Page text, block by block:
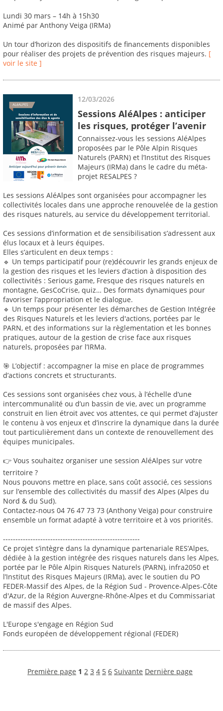
Lundi 30 mars – 14h à 15h30
Animé par Anthony Veiga (IRMa)
Un tour d’horizon des dispositifs de financements disponibles
pour réaliser des projets de prévention des risques majeurs. [
voir le site ]
12/03/2026
Sessions AléAlpes : anticiper
les risques, protéger l’avenir
Connaissez-vous les sessions AléAlpes
proposées par le Pôle Alpin Risques
Naturels (PARN) et l’Institut des Risques
Majeurs (IRMa) dans le cadre du méta-
projet RESALPES ?
Les sessions AléAlpes sont organisées pour accompagner les
collectivités locales dans une approche renouvelée de la gestion
des risques naturels, au service du développement territorial.
Ces sessions d’information et de sensibilisation s’adressent aux
élus locaux et à leurs équipes.
Elles s’articulent en deux temps :
🔹 Un temps participatif pour (re)découvrir les grands enjeux de
la gestion des risques et les leviers d’action à disposition des
collectivités : Serious game, Fresque des risques naturels en
montagne, GesCoCrise, quiz… Des formats dynamiques pour
favoriser l’appropriation et le dialogue.
🔹 Un temps pour présenter les démarches de Gestion Intégrée
des Risques Naturels et les leviers d'actions, portées par le
PARN, et des informations sur la règlementation et les bonnes
pratiques, autour de la gestion de crise face aux risques
naturels, proposées par l’IRMa.
🎯 L’objectif : accompagner la mise en place de programmes
d’actions concrets et structurants.
Ces sessions sont organisées chez vous, à l’échelle d’une
intercommunalité ou d’un bassin de vie, avec un programme
construit en lien étroit avec vos attentes, ce qui permet d’ajuster
le contenu à vos enjeux et d’inscrire la dynamique dans la durée
tout particulièrement dans un contexte de renouvellement des
équipes municipales.
👉 Vous souhaitez organiser une session AléAlpes sur votre
territoire ?
Nous pouvons mettre en place, sans coût associé, ces sessions
sur l’ensemble des collectivités du massif des Alpes (Alpes du
Nord & du Sud).
Contactez-nous 04 76 47 73 73 (Anthony Veiga) pour construire
ensemble un format adapté à votre territoire et à vos priorités.
-------------------------------------------------------
Ce projet s’intègre dans la dynamique partenariale RES’Alpes,
dédiée à la gestion intégrée des risques naturels dans les Alpes,
portée par le Pôle Alpin Risques Naturels (PARN), infra2050 et
l’Institut des Risques Majeurs (IRMa), avec le soutien du PO
FEDER-Massif des Alpes, de la Région Sud - Provence-Alpes-Côte
d'Azur, de la Région Auvergne-Rhône-Alpes et du Commissariat
de massif des Alpes.
L'Europe s'engage en Région Sud
Fonds européen de développement régional (FEDER)
Première page 1 2 3 4 5 6 Suivante Dernière page